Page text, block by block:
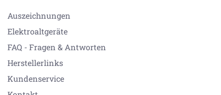
Auszeichnungen
Elektroaltgeräte
FAQ - Fragen & Antworten
Herstellerlinks
Kundenservice